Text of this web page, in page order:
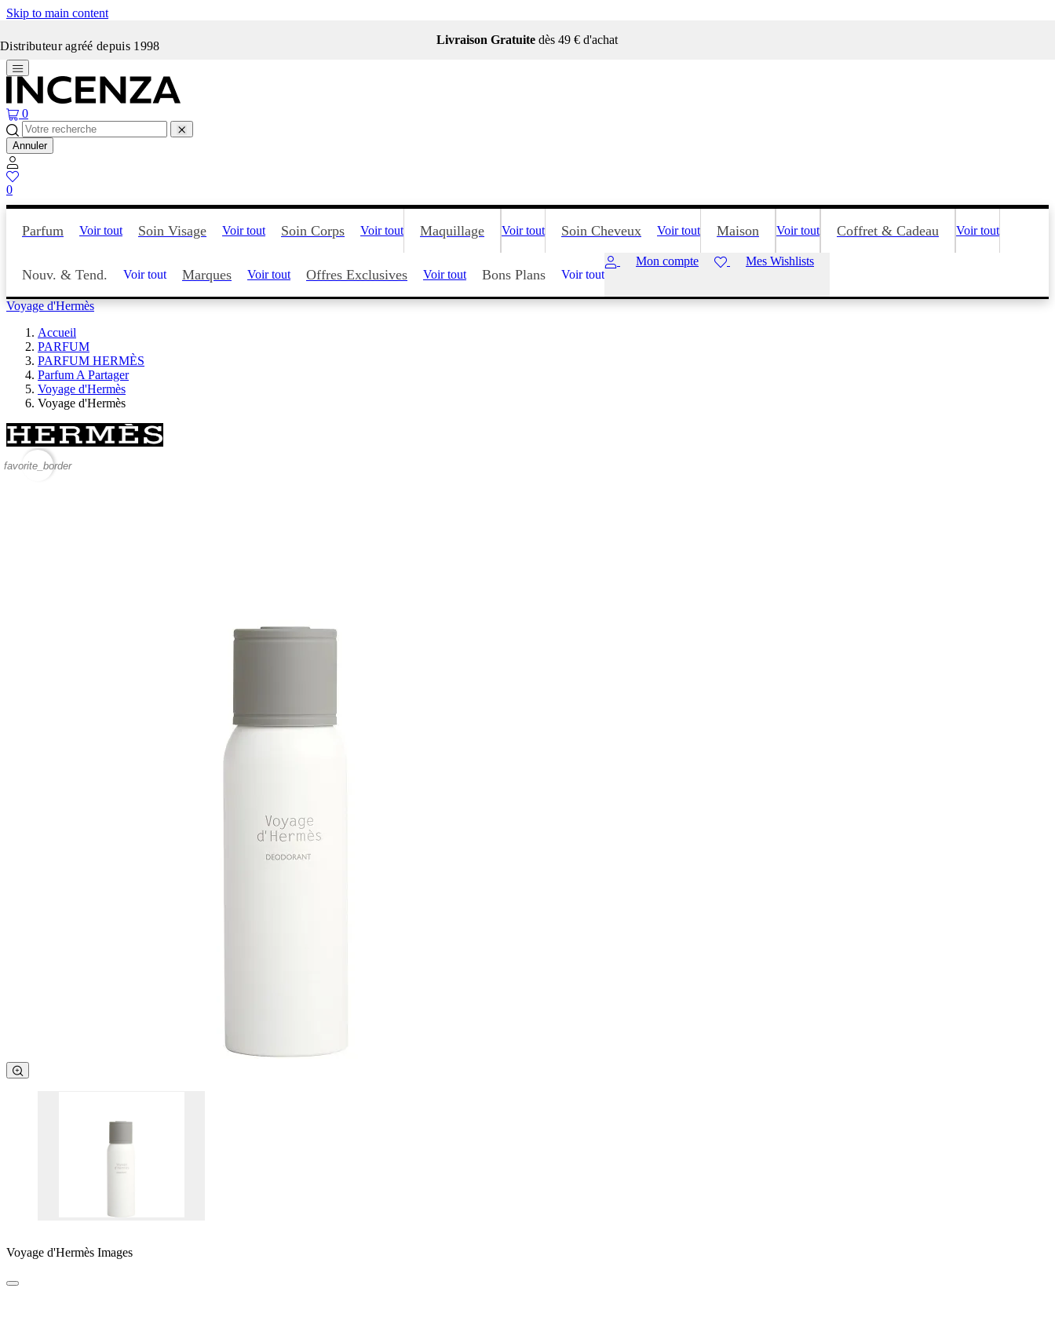
Skip to main content
Distributeur agréé depuis 1998Incenza fait peau neuve Livraison Gratuitedès 49 € d'achat
0
Annuler
0
Parfum Voir tout Soin Visage Voir tout Soin Corps Voir tout Maquillage Voir tout Soin Cheveux Voir tout Maison Voir tout Coffret & Cadeau Voir tout
Nouv. & Tend. Voir tout Marques Voir tout Offres Exclusives Voir tout Bons Plans Voir tout
Mon compte Mes Wishlists
Voyage d'Hermès
Accueil
PARFUM
PARFUM HERMÈS
Parfum A Partager
Voyage d'Hermès
Voyage d'Hermès
favorite_border
Voyage d'Hermès Images